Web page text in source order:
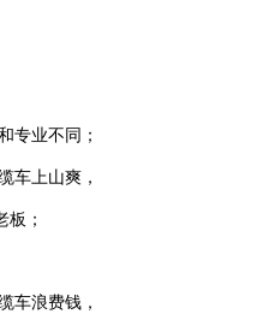
专业不同；
车上山爽，
；
车浪费钱，